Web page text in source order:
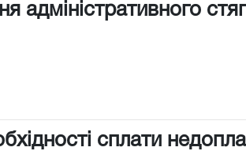
адміністративного
сплати